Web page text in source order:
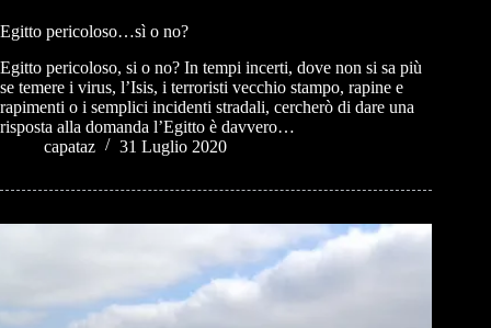
Egitto pericoloso…sì o no?
Egitto pericoloso, si o no? In tempi incerti, dove non si sa più
se temere i virus, l’Isis, i terroristi vecchio stampo, rapine e
rapimenti o i semplici incidenti stradali, cercherò di dare una
risposta alla domanda l’Egitto è davvero…
capataz
31 Luglio 2020